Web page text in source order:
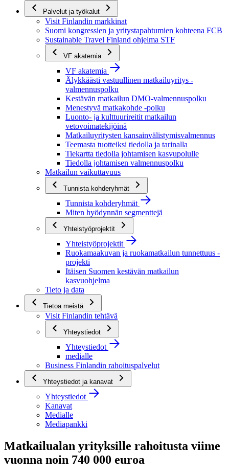
Palvelut ja työkalut
Visit Finlandin markkinat
Suomi kongressien ja yritystapahtumien kohteena FCB
Sustainable Travel Finland ohjelma STF
VF akatemia
VF akatemia
Älykkäästi vastuullinen matkailuyritys -
valmennuspolku
Kestävän matkailun DMO-valmennuspolku
Menestyvä matkakohde -polku
Luonto- ja kulttuurireitit matkailun
vetovoimatekijöinä
Matkailuyritysten kansainvälistymisvalmennus
Teemasta tuotteiksi tiedolla ja tarinalla
Tiekartta tiedolla johtamisen kasvupolulle
Tiedolla johtamisen valmennuspolku
Matkailun vaikuttavuus
Tunnista kohderyhmät
Tunnista kohderyhmät
Miten hyödynnän segmenttejä
Yhteistyöprojektit
Yhteistyöprojektit
Ruokamaakuvan ja ruokamatkailun tunnettuus -
projekti
Itäisen Suomen kestävän matkailun
kasvuohjelma
Tieto ja data
Tietoa meistä
Visit Finlandin tehtävä
Yhteystiedot
Yhteystiedot
medialle
Business Finlandin rahoituspalvelut
Yhteystiedot ja kanavat
Yhteystiedot
Kanavat
Medialle
Mediapankki
Matkailualan yrityksille rahoitusta viime
vuonna noin 740 000 euroa